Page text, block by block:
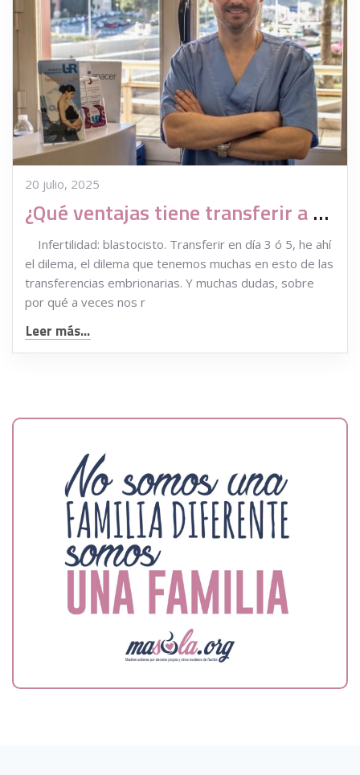
20 julio, 2025
¿Qué ventajas tiene transferir a blastocisto y cuando se decide hacerlo?
Infertilidad: blastocisto. Transferir en día 3 ó 5, he ahí
el dilema, el dilema que tenemos muchas en esto de las
transferencias embrionarias. Y muchas dudas, sobre
por qué a veces nos r
Leer más...